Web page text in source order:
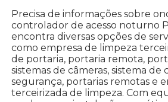
Precisa de informações sobre
controlador de acesso noturno
encontra diversas opções de
como empresa de limpeza
de portaria, portaria remota,
sistemas de câmeras, sistema de
segurança, portarias remotas e
terceirizada de limpeza. Com